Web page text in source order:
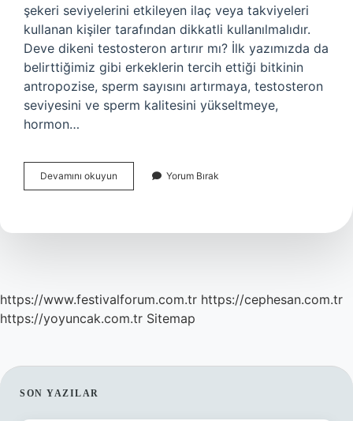
şekeri seviyelerini etkileyen ilaç veya takviyeleri
kullanan kişiler tarafından dikkatli kullanılmalıdır.
Deve dikeni testosteron artırır mı? İlk yazımızda da
belirttiğimiz gibi erkeklerin tercih ettiği bitkinin
antropozise, ​​sperm sayısını artırmaya, testosteron
seviyesini ve sperm kalitesini yükseltmeye,
hormon…
Devamını okuyun
Dikeni
Vitaminler
Yorum Bırak
https://www.festivalforum.com.tr https://cephesan.com.tr
https://yoyuncak.com.tr Sitemap
SIDEBAR
SON YAZILAR